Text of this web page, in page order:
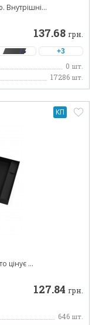
Внутрішні...
137.68 грн.
+3
0 шт.
17286 шт.
цінує ...
127.84 грн.
646 шт.
КП